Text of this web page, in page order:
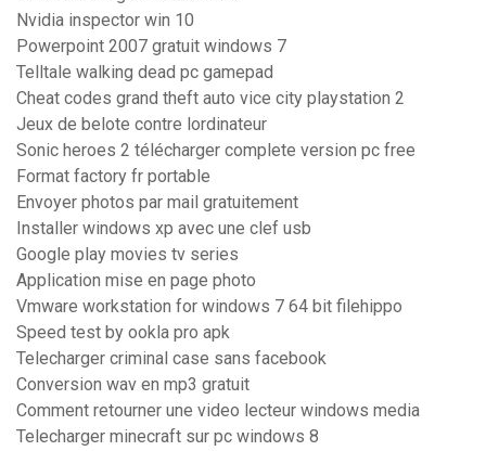
Nvidia inspector win 10
Powerpoint 2007 gratuit windows 7
Telltale walking dead pc gamepad
Cheat codes grand theft auto vice city playstation 2
Jeux de belote contre lordinateur
Sonic heroes 2 télécharger complete version pc free
Format factory fr portable
Envoyer photos par mail gratuitement
Installer windows xp avec une clef usb
Google play movies tv series
Application mise en page photo
Vmware workstation for windows 7 64 bit filehippo
Speed test by ookla pro apk
Telecharger criminal case sans facebook
Conversion wav en mp3 gratuit
Comment retourner une video lecteur windows media
Telecharger minecraft sur pc windows 8